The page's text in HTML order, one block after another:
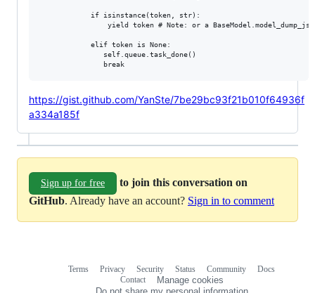
            if isinstance(token, str):
yield token # Note: or a
            elif token is None:
               self.queue.task_done()
https://gist.github.com/YanSte/7be29bc93f21b010f64936f
a334a185f
Sign up for free
to join this conversation on
GitHub. Already have an account? Sign in to comment
Terms Privacy Security Status Community
Docs
Contact
Manage cookies